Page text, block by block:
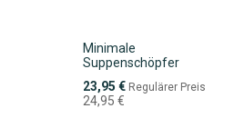
Minimale
Suppenschöpfer
Sonderpreis
23,95 € Regulärer Preis
24,95 €